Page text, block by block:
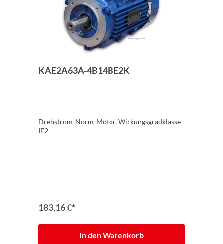
KAE2A63A-4B14BE2K
Drehstrom-Norm-Motor, Wirkungsgradklasse
IE2
183,16 €*
In den Warenkorb